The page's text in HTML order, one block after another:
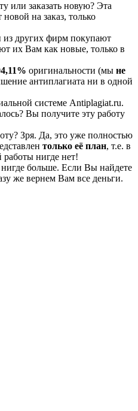
или заказать новую? Эта
новой на заказ, только
из других фирм покупают
их Вам как новые, только в
оригинальности (мы не
антиплагиата ни в одной
системе Аntiplagiat.ru.
Вы получите эту работу
Зря. Да, это уже полностью
только её план, т.е. в
работы нигде нет!
нигде больше. Если Вы найдете
же вернем Вам все деньги.